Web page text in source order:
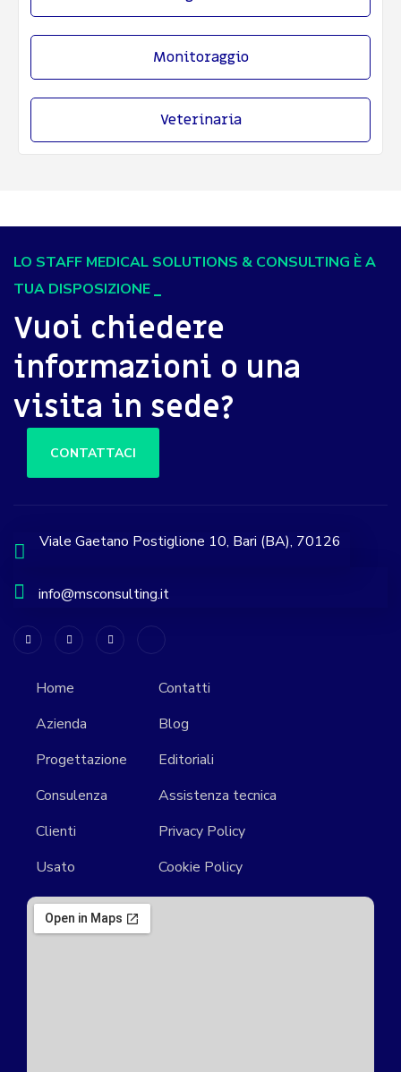
Monitoraggio
Veterinaria
LO STAFF MEDICAL SOLUTIONS & CONSULTING È A
TUA DISPOSIZIONE
Vuoi chiedere
informazioni o una
visita in sede?
CONTATTACI
Viale Gaetano Postiglione 10, Bari (BA), 70126
info@msconsulting.it
Home
Azienda
Progettazione
Consulenza
Clienti
Usato
Contatti
Blog
Editoriali
Assistenza tecnica
Privacy Policy
Cookie Policy